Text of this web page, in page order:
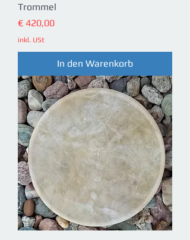
Trommel
Preis
€ 420,00
inkl. USt
In den Warenkorb